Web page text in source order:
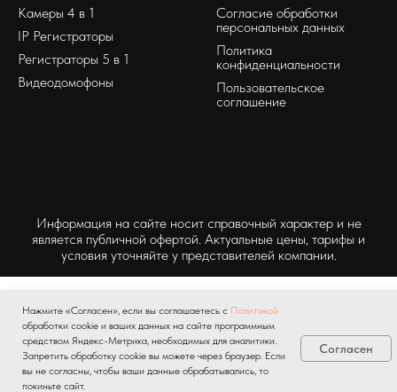
Камеры 4 в 1
IP Регистраторы
Регистраторы 5 в 1
Видеодомофоны
Согласие обработки
персональных данных
Политика
конфиденциальности
Пользовательское
соглашение
Информация на сайте носит справочный характер и не
является публичной офертой. Актуальные цены, тарифы и
условия уточняйте у представителей компании.
Нажмите «Согласен», если вы соглашаетесь с Политикой
обработки cookie и ваших данных на сайте программным
средством Яндекс-Метрика, необходимых для аналитики.
Запретить обработку cookie вы можете через браузер. Если
вы не согласны, чтобы ваши данные обрабатывались, то
покиньте сайт.
Согласен